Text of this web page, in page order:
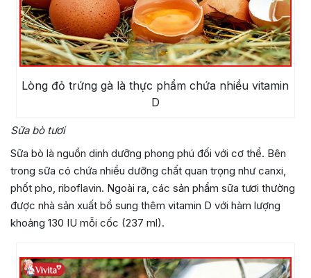
Lòng đỏ trứng gà là thực phẩm chứa nhiều vitamin
D
Sữa bò tươi
Sữa bò là nguồn dinh dưỡng phong phú đối với cơ thể. Bên
trong sữa có chứa nhiều dưỡng chất quan trọng như canxi,
phốt pho, riboflavin. Ngoài ra, các sản phẩm sữa tươi thường
được nhà sản xuất bổ sung thêm vitamin D với hàm lượng
khoảng 130 IU mỗi cốc (237 ml).